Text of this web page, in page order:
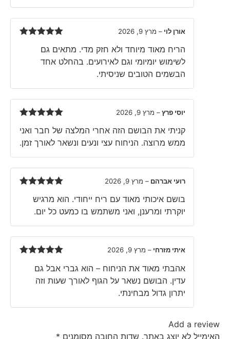
of 5
אורן לוי – מרץ 9, 2026
הריח מאוד מיוחד ולא חזק מדי. מתאים גם
לשימוש יומיומי וגם לאירועים. בהחלט אחד
הבשמים הטובים שניסיתי.
of 5
יוסי פרץ– מרץ 9, 2026
קניתי את הבושם הזה אחרי המלצה של חבר ואני
ממש מרוצה. הניחוח עצי ונעים ונשאר לאורך זמן.
of 5
רועי אברהם – מרץ 9, 2026
בושם איכותי מאוד עם ריח ייחודי. הוא מרגיש
יוקרתי ומרענן, ואני משתמש בו כמעט כל יום.
of 5
איתי מזרחי – מרץ 9, 2026
אהבתי מאוד את הניחוח – הוא גברי אבל גם
עדין. הבושם נשאר על הגוף לאורך שעות וזה
יתרון גדול מבחינתי.
Add a review
האימייל לא יוצג באתר. שדות החובה מסומנים *